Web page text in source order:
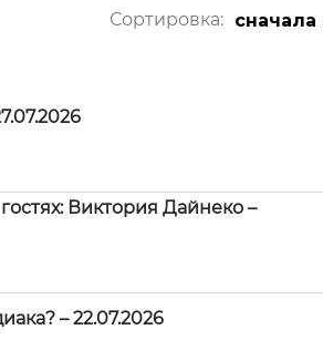
Сортировка:
Виктория Дайнеко –
– 22.07.2026